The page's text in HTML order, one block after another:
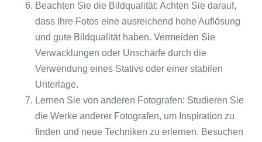
Beachten Sie die Bildqualität: Achten Sie darauf,
dass Ihre Fotos eine ausreichend hohe Auflösung
und gute Bildqualität haben. Vermeiden Sie
Verwacklungen oder Unschärfe durch die
Verwendung eines Stativs oder einer stabilen
Unterlage.
Lernen Sie von anderen Fotografen: Studieren Sie
die Werke anderer Fotografen, um Inspiration zu
finden und neue Techniken zu erlernen. Besuchen